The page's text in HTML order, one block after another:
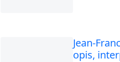
Jean-
opis,